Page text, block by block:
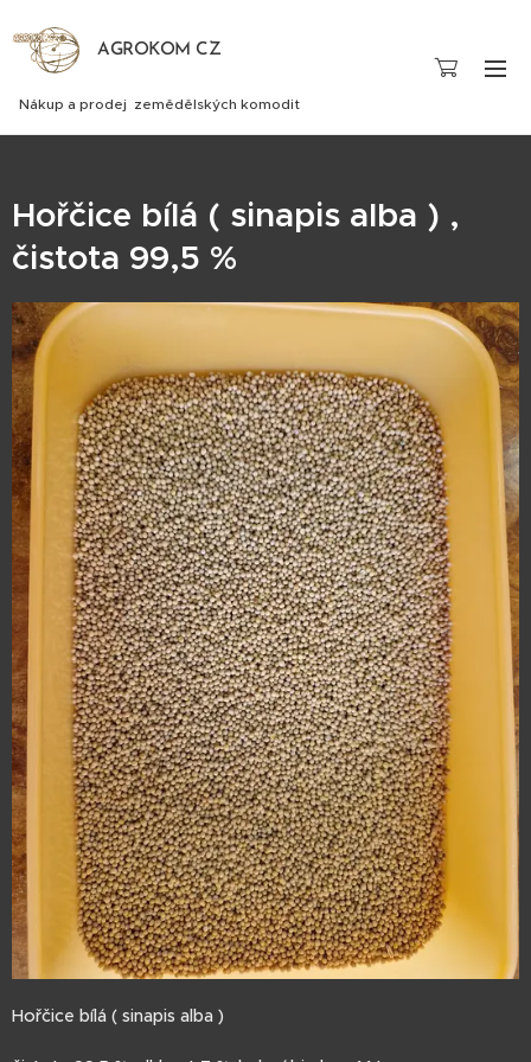
AGROKOM CZ
Nákup a prodej zemědělských komodit
Hořčice bílá ( sinapis alba ) ,
čistota 99,5 %
Hořčice bílá ( sinapis alba )